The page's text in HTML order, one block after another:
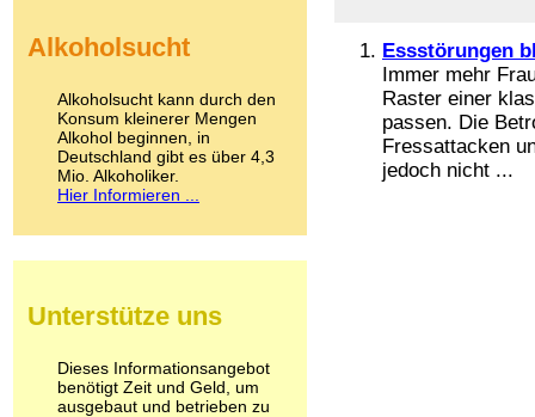
Essstörungen
Immer mehr
Raster einer
passen. Die
Fressattacken
jedoch nicht ...
Kokain
LSD
Marihuana
Medikamente
Meskalin
Metamphetamin
Methadon
Pilze
Psychopharmaka
Schlafmittel
Schmerzmittel
Alkoholsucht
Alkoholsucht kann durch den
Konsum kleinerer Mengen
Alkohol beginnen, in
Deutschland gibt es über 4,3
Mio. Alkoholiker.
Hier Informieren ...
Unterstütze uns
Dieses Informationsangebot
benötigt Zeit und Geld, um
ausgebaut und betrieben zu